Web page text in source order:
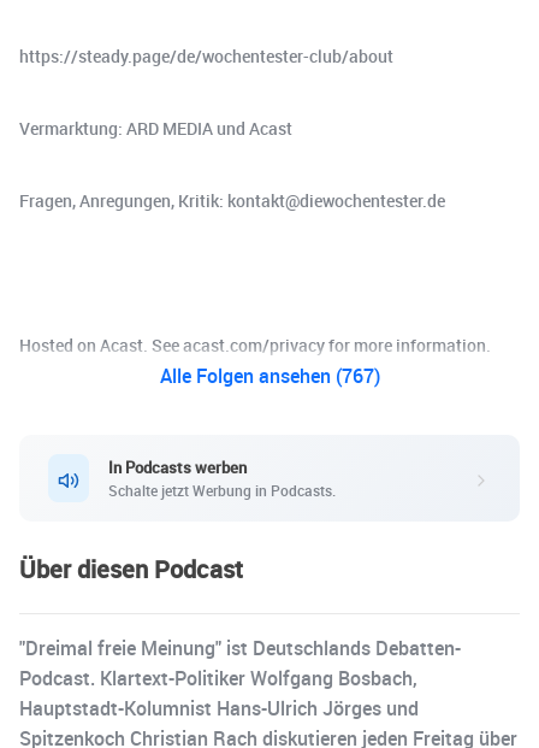
https://steady.page/de/wochentester-club/about
Vermarktung: ARD MEDIA und Acast
Fragen, Anregungen, Kritik: kontakt@diewochentester.de
Hosted on Acast. See acast.com/privacy for more information.
Alle Folgen ansehen (767)
In Podcasts werben
Schalte jetzt Werbung in Podcasts.
Über diesen Podcast
"Dreimal freie Meinung" ist Deutschlands Debatten-
Podcast. Klartext-Politiker Wolfgang Bosbach,
Hauptstadt-Kolumnist Hans-Ulrich Jörges und
Spitzenkoch Christian Rach diskutieren jeden Freitag über